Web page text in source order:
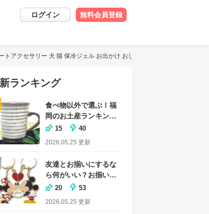
ログイン 無料会員登録
アクセサリー 犬 猫 保冷ジェル お出かけ おしゃれ かわいい シンプル
ランキング
食べ物以外で選ぶ！福
岡のお土産ランキング
｜おしゃれな雑貨も
15 40
2026.05.25 更新
友達とお揃いにするな
ら何がいい？お揃いグ
ッズのおすすめランキ
20 53
2026.05.25 更新